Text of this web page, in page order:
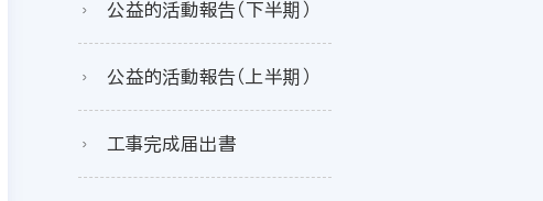
公益的活動報告（下半期）
公益的活動報告（上半期）
工事完成届出書